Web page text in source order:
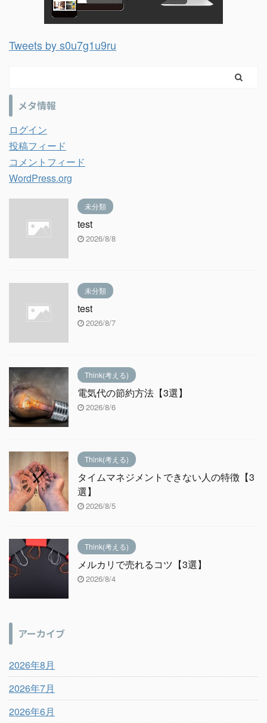
Tweets by s0u7g1u9ru
メタ情報
ログイン
投稿フィード
コメントフィード
WordPress.org
未分類
test
2026/8/8
未分類
test
2026/8/7
Think(考える)
電気代の節約方法【3選】
2026/8/6
Think(考える)
タイムマネジメントできない人の特徴【3
選】
2026/8/5
Think(考える)
メルカリで売れるコツ【3選】
2026/8/4
アーカイブ
2026年8月
2026年7月
2026年6月